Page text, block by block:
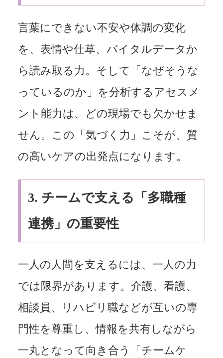
言葉にできない不安や体調の変化
を、表情や仕草、バイタルデータか
ら読み取る力。そして「なぜそうな
っているのか」を分析するアセスメ
ント能力は、どの現場でも欠かせま
せん。この「気づく力」こそが、質
の高いケアの出発点になります。
3. チームで支える「多職種
連携」の重要性
一人の人間を支えるには、一人の力
では限界があります。介護、看護、
相談員、リハビリ職などが互いの専
門性を尊重し、情報を共有しながら
一丸となって向き合う「チームケ